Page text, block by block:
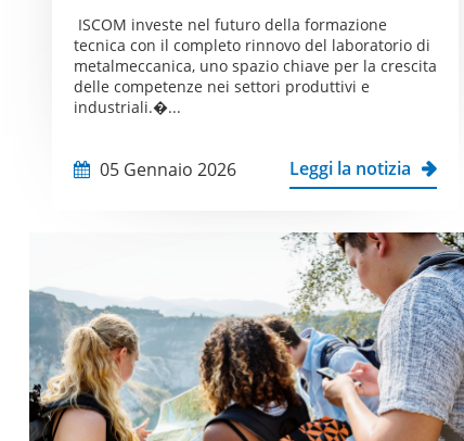
ISCOM investe nel futuro della formazione
tecnica con il completo rinnovo del laboratorio di
metalmeccanica, uno spazio chiave per la crescita
delle competenze nei settori produttivi e
industriali.�...
05 Gennaio 2026 Leggi la notizia